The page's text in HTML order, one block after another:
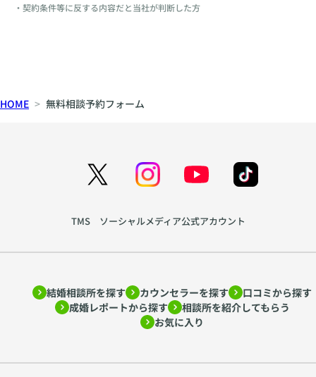
・契約条件等に反する内容だと当社が判断した方
HOME 無料相談予約フォーム
TMS ソーシャルメディア公式アカウント
結婚相談所を探す カウンセラーを探す
口コミから探す
成婚レポートから探す
相談所を紹介してもらう
お気に入り